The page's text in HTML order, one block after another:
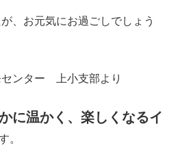
、お元気にお過ごしでしょう
ンター 上小支部より
に温かく、楽しくなるイ
。